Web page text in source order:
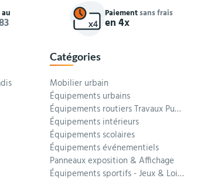
Paiementsans frais
en 4x
Catégories
Mobilier urbain
Équipements urbains
Équipements routiers Travaux Publics
Équipements intérieurs
Équipements scolaires
Équipements événementiels
Panneaux exposition & Affichage
Équipements sportifs - Jeux & Loisirs